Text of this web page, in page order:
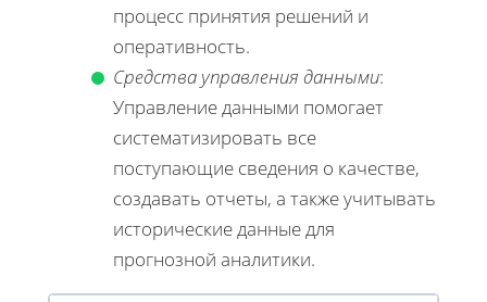
процесс принятия решений и
оперативность.
Средства управления данными:
Управление данными помогает
систематизировать все
поступающие сведения о качестве,
создавать отчеты, а также учитывать
исторические данные для
прогнозной аналитики.